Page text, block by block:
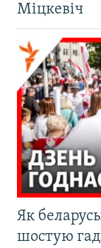
Міцкевіч
Як
шостую